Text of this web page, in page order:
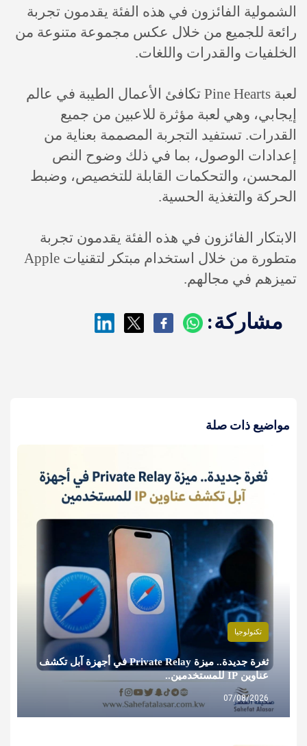
الشمولية الفائزون في هذه الفئة يقدمون تجربة
رائعة للجميع من خلال عكس مجموعة متنوعة من
الخلفيات والقدرات واللغات.
لعبة Pine Hearts تكافئ الأعمال الطيبة في عالم
إيجابي، وهي لعبة مؤثرة للاعبين من جميع
القدرات. تستفيد التجربة المصممة بعناية من
إعدادات الوصول، بما في ذلك وضوح النص
المحسن، والتحكمات القابلة للتخصيص، وضبط
الحركة والتغذية الحسية.
الابتكار الفائزون في هذه الفئة يقدمون تجربة
متطورة من خلال استخدام مبتكر لتقنيات Apple
تميزهم في مجالهم.
مشاركة:
مواضيع ذات صلة
تكنولوجيا
ثغرة جديدة.. ميزة Private Relay في أجهزة آبل تكشف
عناوين IP للمستخدمين..
07/08/2026